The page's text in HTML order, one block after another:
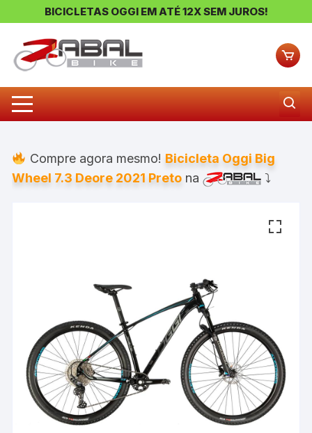
BICICLETAS OGGI EM ATÉ 12X SEM JUROS!
Compre agora mesmo! Bicicleta Oggi Big
Wheel 7.3 Deore 2021 Preto na ⤵